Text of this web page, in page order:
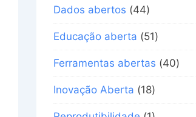
Dados abertos (44)
Educação aberta (51)
Ferramentas abertas (40)
Inovação Aberta (18)